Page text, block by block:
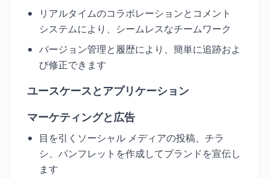
リアルタイムのコラボレーションとコメント
システムにより、シームレスなチームワーク
バージョン管理と履歴により、簡単に追跡およ
び修正できます
ユースケースとアプリケーション
マーケティングと広告
目を引くソーシャル メディアの投稿、チラ
シ、パンフレットを作成してブランドを宣伝し
ます